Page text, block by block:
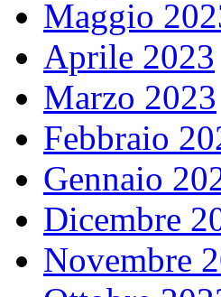
Maggio
Aprile 2023
Marzo 2023
Febbraio
Gennaio
Dicembre
Novembre